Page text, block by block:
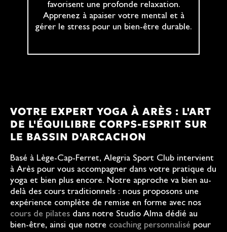
favorisent une profonde relaxation.
Apprenez à apaiser votre mental et à
gérer le stress pour un bien-être durable.
VOTRE EXPERT YOGA À ARÈS : L'ART
DE L'ÉQUILIBRE CORPS-ESPRIT SUR
LE BASSIN D'ARCACHON
Basé à Lège-Cap-Ferret, Alegria Sport Club intervient
à Arès pour vous accompagner dans votre pratique du
yoga et bien plus encore. Notre approche va bien au-
delà des cours traditionnels : nous proposons une
expérience complète de remise en forme avec nos
cours de pilates dans notre Studio Alma dédié au
bien-être, ainsi que notre coaching personnalisé pour